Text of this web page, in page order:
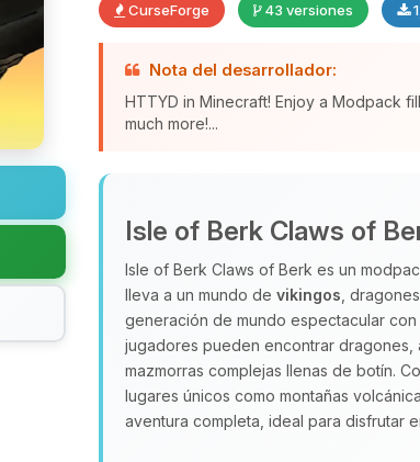
CurseForge 43 versiones
Nota del desarrollador:
HTTYD in Minecraft! Enjoy a Modpack
much more!...
Isle of Berk Claws of
Isle of Berk Claws of Berk es un
lleva a un mundo de vikingos ,
generación de mundo espectacular
jugadores pueden encontrar dragones,
mazmorras complejas llenas de botín.
lugares únicos como montañas
aventura completa, ideal para disfrutar